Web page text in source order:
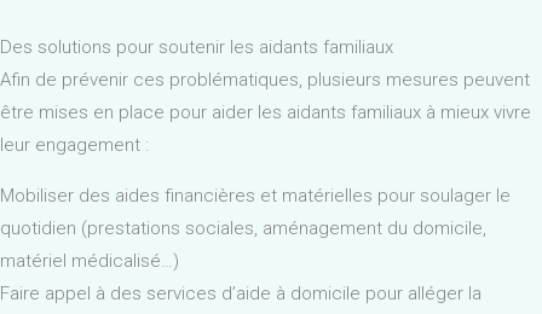
Des solutions pour soutenir les aidants familiaux
Afin de prévenir ces problématiques, plusieurs mesures peuvent
être mises en place pour aider les aidants familiaux à mieux vivre
leur engagement :
Mobiliser des aides financières et matérielles pour soulager le
quotidien (prestations sociales, aménagement du domicile,
matériel médicalisé…)
Faire appel à des services d’aide à domicile pour alléger la